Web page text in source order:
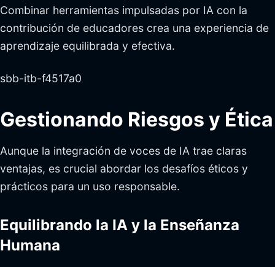
Combinar herramientas impulsadas por IA con la
contribución de educadores crea una experiencia de
aprendizaje equilibrada y efectiva.
sbb-itb-f4517a0
Gestionando Riesgos y Ética
Aunque la integración de voces de IA trae claras
ventajas, es crucial abordar los desafíos éticos y
prácticos para un uso responsable.
Equilibrando la IA y la Enseñanza
Humana